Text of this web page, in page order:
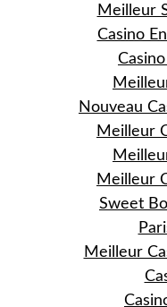
Meilleur
Casino
Nouveau
Meilleur
Meilleur
Sweet
Meilleur